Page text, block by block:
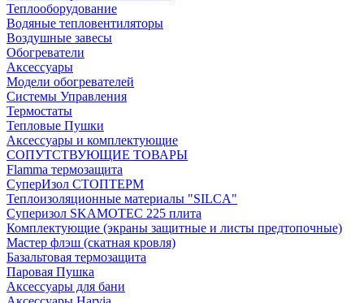
Теплооборудование
Водяные тепловентиляторы
Воздушные завесы
Обогреватели
Аксессуары
Модели обогревателей
Системы Управления
Термостаты
Тепловые Пушки
Аксессуары и комплектующие
СОПУТСТВУЮЩИЕ ТОВАРЫ
Flamma термозащита
СуперИзол СТОПТЕРМ
Теплоизоляционные материалы "SILCA"
Суперизол SKAMOTEC 225 плита
Комплектующие (экраны защитные и листы предтопочные)
Мастер флэш (скатная кровля)
Базальтовая термозащита
Паровая Пушка
Аксессуары для бани